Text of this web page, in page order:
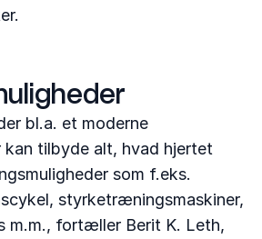
bl.a. et moderne
kan tilbyde alt, hvad hjertet
som f.eks.
styrketræningsmaskiner,
fortæller Berit K. Leth,